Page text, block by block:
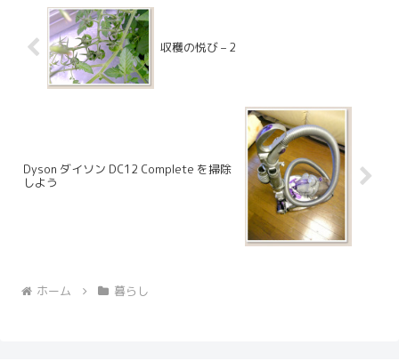
収穫の悦び – 2
Dyson ダイソン DC12 Complete を掃除
しよう
ホーム 暮らし